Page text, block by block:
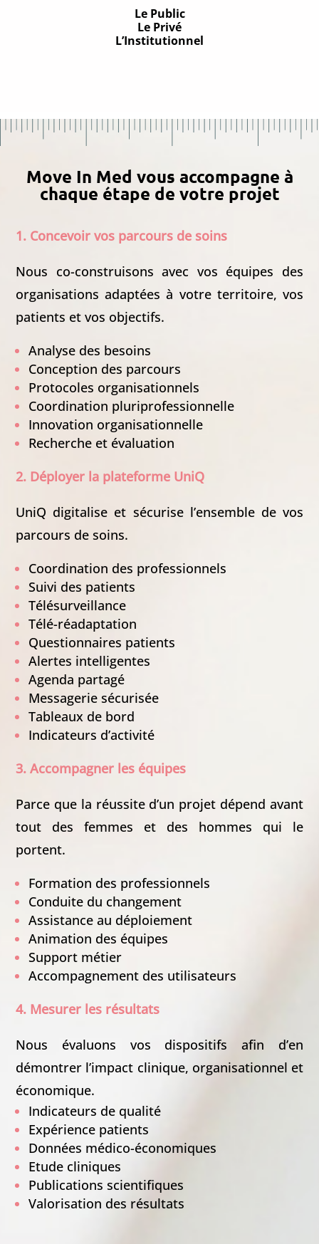
Le Public
Le Privé
L’Institutionnel
Move In Med vous accompagne à
chaque étape de votre projet
1. Concevoir vos parcours de soins
Nous co-construisons avec vos équipes des
organisations adaptées à votre territoire, vos
patients et vos objectifs.
Analyse des besoins
Conception des parcours
Protocoles organisationnels
Coordination pluriprofessionnelle
Innovation organisationnelle
Recherche et évaluation
2. Déployer la plateforme UniQ
UniQ digitalise et sécurise l’ensemble de vos
parcours de soins.
Coordination des professionnels
Suivi des patients
Télésurveillance
Télé-réadaptation
Questionnaires patients
Alertes intelligentes
Agenda partagé
Messagerie sécurisée
Tableaux de bord
Indicateurs d’activité
3. Accompagner les équipes
Parce que la réussite d’un projet dépend avant
tout des femmes et des hommes qui le
portent.
Formation des professionnels
Conduite du changement
Assistance au déploiement
Animation des équipes
Support métier
Accompagnement des utilisateurs
4. Mesurer les résultats
Nous évaluons vos dispositifs afin d’en
démontrer l’impact clinique, organisationnel et
économique.
Indicateurs de qualité
Expérience patients
Données médico-économiques
Etude cliniques
Publications scientifiques
Valorisation des résultats